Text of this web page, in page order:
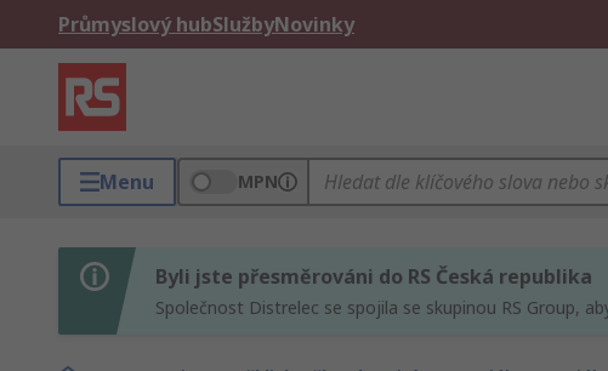
Průmyslový hubSlužbyNovinky
Menu MPN
Byli jste přesměrováni do RS Česká republika
Společnost Distrelec se spojila se skupinou RS Group,